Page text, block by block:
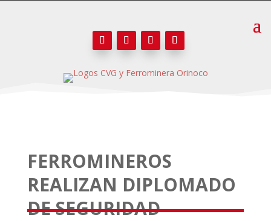
FERROMINEROS
REALIZAN DIPLOMADO
DE SEGURIDAD